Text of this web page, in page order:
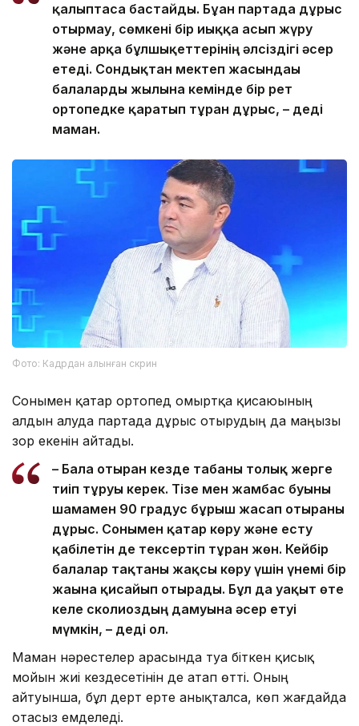
қалыптаса бастайды. Бұған партада дұрыс
отырмау, сөмкені бір иыққа асып жүру
және арқа бұлшықеттерінің әлсіздігі әсер
етеді. Сондықтан мектеп жасындағы
балаларды жылына кемінде бір рет
ортопедке қаратып тұрған дұрыс, – деді
маман.
Фото: Кадрдан алынған скрин
Сонымен қатар ортопед омыртқа қисаюының
алдын алуда партада дұрыс отырудың да маңызы
зор екенін айтады.
– Бала отырған кезде табаны толық жерге
тиіп тұруы керек. Тізе мен жамбас буыны
шамамен 90 градус бұрыш жасап отырғаны
дұрыс. Сонымен қатар көру және есту
қабілетін де тексертіп тұрған жөн. Кейбір
балалар тақтаны жақсы көру үшін үнемі бір
жағына қисайып отырады. Бұл да уақыт өте
келе сколиоздың дамуына әсер етуі
мүмкін, – деді ол.
Маман нәрестелер арасында туа біткен қисық
мойын жиі кездесетінін де атап өтті. Оның
айтуынша, бұл дерт ерте анықталса, көп жағдайда
отасыз емделеді.